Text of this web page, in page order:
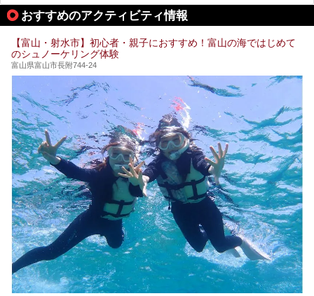
城端の郊外に建つ里山オーベルジュ＆温泉ウェルネススパ
「桜ヶ池クアガーデン」に泊まって、歴史の旅にお出かけし
てみませんか？
おすすめのアクティビティ情報
【富山・射水市】初心者・親子におすすめ！富山の海ではじめて
のシュノーケリング体験
富山県富山市長附744-24